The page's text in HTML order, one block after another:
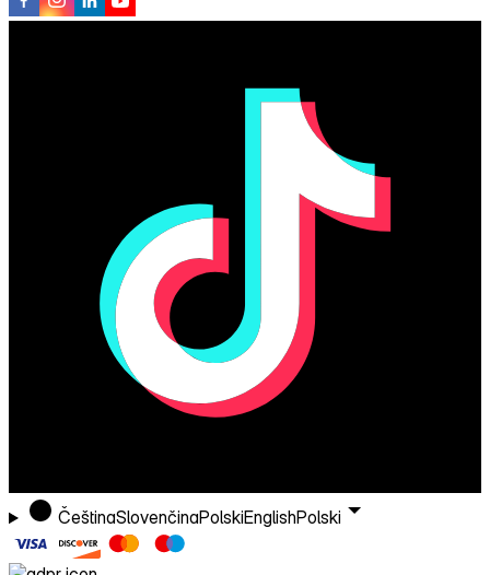
ČeštinaSlovenčinaPolskiEnglishPolski